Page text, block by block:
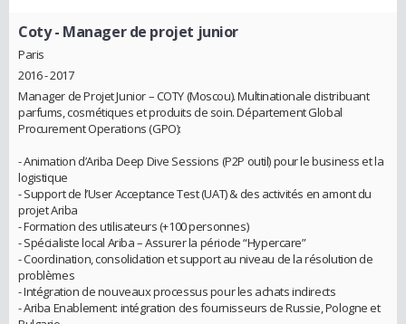
Coty- Manager de projet junior
Paris
2016 - 2017
Manager de Projet Junior – COTY (Moscou). Multinationale distribuant
parfums, cosmétiques et produits de soin. Département Global
Procurement Operations (GPO):
- Animation d’Ariba Deep Dive Sessions (P2P outil) pour le business et la
logistique
- Support de l’User Acceptance Test (UAT) & des activités en amont du
projet Ariba
- Formation des utilisateurs (+100 personnes)
- Spécialiste local Ariba – Assurer la période “Hypercare”
- Coordination, consolidation et support au niveau de la résolution de
problèmes
- Intégration de nouveaux processus pour les achats indirects
- Ariba Enablement: intégration des fournisseurs de Russie, Pologne et